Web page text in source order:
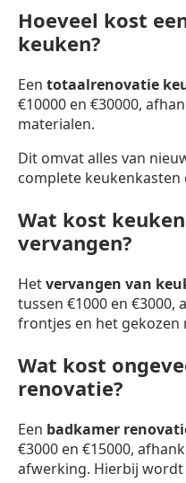
Hoeveel kost
keuken?
Een totaalrenovatie
€10000 en €30000,
materialen.
Dit omvat alles van
complete keukenkasten
Wat kost
vervangen?
Hetvervangen van
tussen €1000 en €3000,
frontjes en het gekozen
Wat kost
renovatie?
Een badkamer
€3000 en €15000,
afwerking. Hierbij wordt